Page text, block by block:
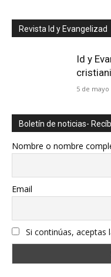
Revista Id y Evangelizad
Id y
5 de mayo
Boletín de noticias-
Nombre o nombre
Email
Si continúas, aceptas